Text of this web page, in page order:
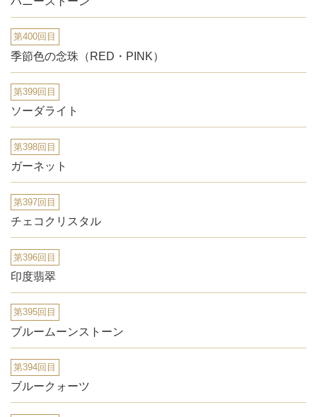
第400回目
季節色の念珠（RED・PINK）
第399回目
ソーダライト
第398回目
ガーネット
第397回目
チェコクリスタル
第396回目
印度翡翠
第395回目
ブルームーンストーン
第394回目
ブルークォーツ